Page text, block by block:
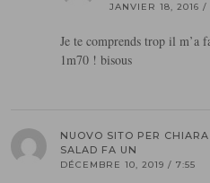
JANVIER 18, 2016 /
Je te comprends trop il m’a
1m70 ! bisous
NUOVO SITO PER
SALAD FA UN
DÉCEMBRE 10, 2019 / 7:55